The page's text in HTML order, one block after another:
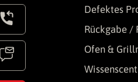
Defektes
Rückgabe /
Ofen &